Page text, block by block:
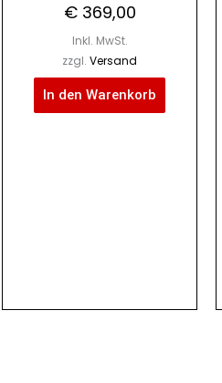
€369,00
Inkl. MwSt.
zzgl.Versand
In den Warenkorb